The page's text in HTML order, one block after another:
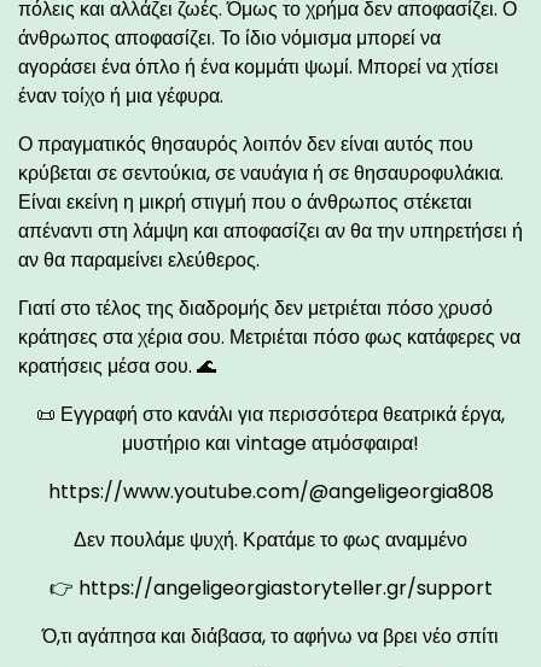
πόλεις και αλλάζει ζωές. Όμως το χρήμα δεν αποφασίζει. Ο
άνθρωπος αποφασίζει. Το ίδιο νόμισμα μπορεί να
αγοράσει ένα όπλο ή ένα κομμάτι ψωμί. Μπορεί να χτίσει
έναν τοίχο ή μια γέφυρα.
Ο πραγματικός θησαυρός λοιπόν δεν είναι αυτός που
κρύβεται σε σεντούκια, σε ναυάγια ή σε θησαυροφυλάκια.
Είναι εκείνη η μικρή στιγμή που ο άνθρωπος στέκεται
απέναντι στη λάμψη και αποφασίζει αν θα την υπηρετήσει ή
αν θα παραμείνει ελεύθερος.
Γιατί στο τέλος της διαδρομής δεν μετριέται πόσο χρυσό
κράτησες στα χέρια σου. Μετριέται πόσο φως κατάφερες να
κρατήσεις μέσα σου. 🌊
📜 Εγγραφή στο κανάλι για περισσότερα θεατρικά έργα,
μυστήριο και vintage ατμόσφαιρα!
https://www.youtube.com/@angeligeorgia808
Δεν πουλάμε ψυχή. Κρατάμε το φως αναμμένο
👉 https://angeligeorgiastoryteller.gr/support
Ό,τι αγάπησα και διάβασα, το αφήνω να βρει νέο σπίτι